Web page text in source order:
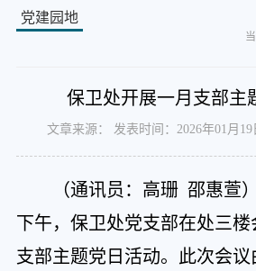
党建园地
保卫处开展一月支部主
文章来源： 发表时间：2026年01
（通讯员：高珊 邵惠萱）
下午，保卫处党支部在处三楼
支部主题党日活动。此次会